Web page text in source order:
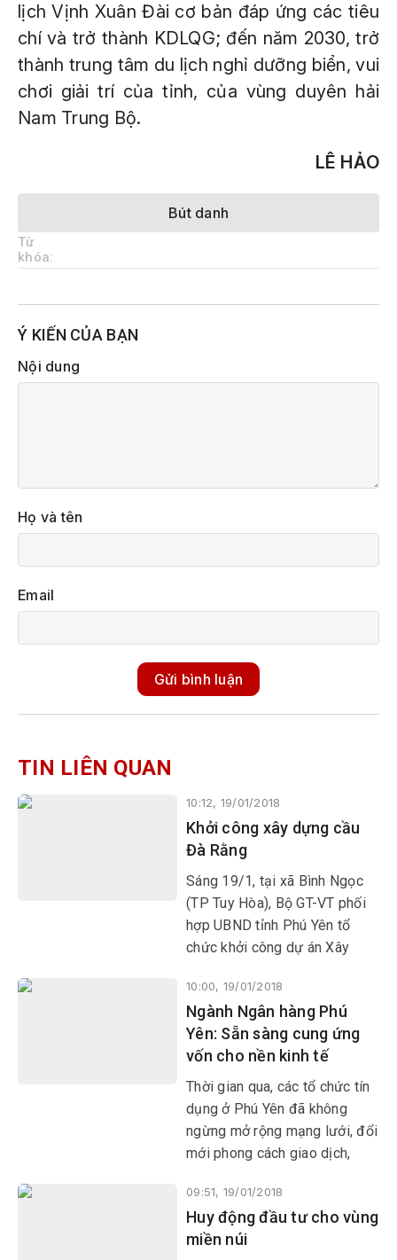
lịch Vịnh Xuân Đài cơ bản đáp ứng các tiêu
chí và trở thành KDLQG; đến năm 2030, trở
thành trung tâm du lịch nghỉ dưỡng biển, vui
chơi giải trí của tỉnh, của vùng duyên hải
Nam Trung Bộ.
LÊ HẢO
Bút danh
Từ
khóa:
Ý KIẾN CỦA BẠN
Nội dung
Họ và tên
Email
Gửi bình luận
TIN LIÊN QUAN
10:12, 19/01/2018
Khởi công xây dựng cầu
Đà Rằng
Sáng 19/1, tại xã Bình Ngọc
(TP Tuy Hòa), Bộ GT-VT phối
hợp UBND tỉnh Phú Yên tổ
chức khởi công dự án Xây
án Đầu tư xây dựng cầu Đà
Rằng, cầu Sông Chùa, trên
Quốc lộ 1 cũ, tỉnh Phú Yên.
10:00, 19/01/2018
Ngành Ngân hàng Phú
Yên: Sẵn sàng cung ứng
vốn cho nền kinh tế
Thời gian qua, các tổ chức tín
dụng ở Phú Yên đã không
ngừng mở rộng mạng lưới, đổi
mới phong cách giao dịch,
khách hàng... Qua đó sẵn sàng
cung ứng vốn cho nền kinh tế,
tạo điều kiện để các doanh
09:51, 19/01/2018
Huy động đầu tư cho vùng
miền núi